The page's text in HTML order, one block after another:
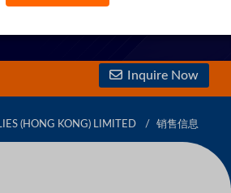
查看電話號碼
Inquire Now
(HONG KONG) LIMITED
销售信息